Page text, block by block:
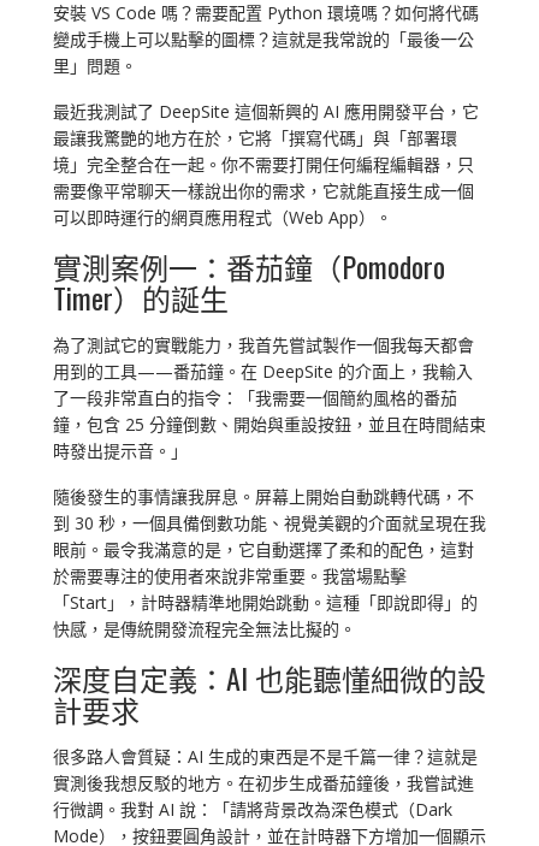
安裝 VS Code 嗎？需要配置 Python 環境嗎？如何將代碼
變成手機上可以點擊的圖標？這就是我常說的「最後一公
里」問題。
最近我測試了 DeepSite 這個新興的 AI 應用開發平台，它
最讓我驚艷的地方在於，它將「撰寫代碼」與「部署環
境」完全整合在一起。你不需要打開任何編程編輯器，只
需要像平常聊天一樣說出你的需求，它就能直接生成一個
可以即時運行的網頁應用程式（Web App）。
實測案例一：番茄鐘（Pomodoro
Timer）的誕生
為了測試它的實戰能力，我首先嘗試製作一個我每天都會
用到的工具——番茄鐘。在 DeepSite 的介面上，我輸入
了一段非常直白的指令：「我需要一個簡約風格的番茄
鐘，包含 25 分鐘倒數、開始與重設按鈕，並且在時間結束
時發出提示音。」
隨後發生的事情讓我屏息。屏幕上開始自動跳轉代碼，不
到 30 秒，一個具備倒數功能、視覺美觀的介面就呈現在我
眼前。最令我滿意的是，它自動選擇了柔和的配色，這對
於需要專注的使用者來說非常重要。我當場點擊
「Start」，計時器精準地開始跳動。這種「即說即得」的
快感，是傳統開發流程完全無法比擬的。
深度自定義：AI 也能聽懂細微的設
計要求
很多路人會質疑：AI 生成的東西是不是千篇一律？這就是
實測後我想反駁的地方。在初步生成番茄鐘後，我嘗試進
行微調。我對 AI 說：「請將背景改為深色模式（Dark
Mode），按鈕要圓角設計，並在計時器下方增加一個顯示